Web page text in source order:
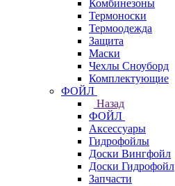
Комбинезоны
Термоноски
Термоодежда
Защита
Маски
Чехлы Сноуборд
Комплектующие
ФОЙЛ
Назад
ФОЙЛ
Аксессуары
Гидрофойлы
Доски Вингфойл
Доски Гидрофойл
Запчасти